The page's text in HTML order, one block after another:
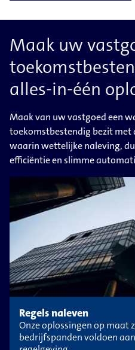
Maak uw
alles-in-één
Maak van uw vastgoed een
toekomstbestendig bezit
waarin wettelijke naleving,
efficiëntie en slimme
Regels naleven
Onze oplossingen op maat
bedrijfspanden voldoen